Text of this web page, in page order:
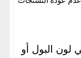
لون البول أو